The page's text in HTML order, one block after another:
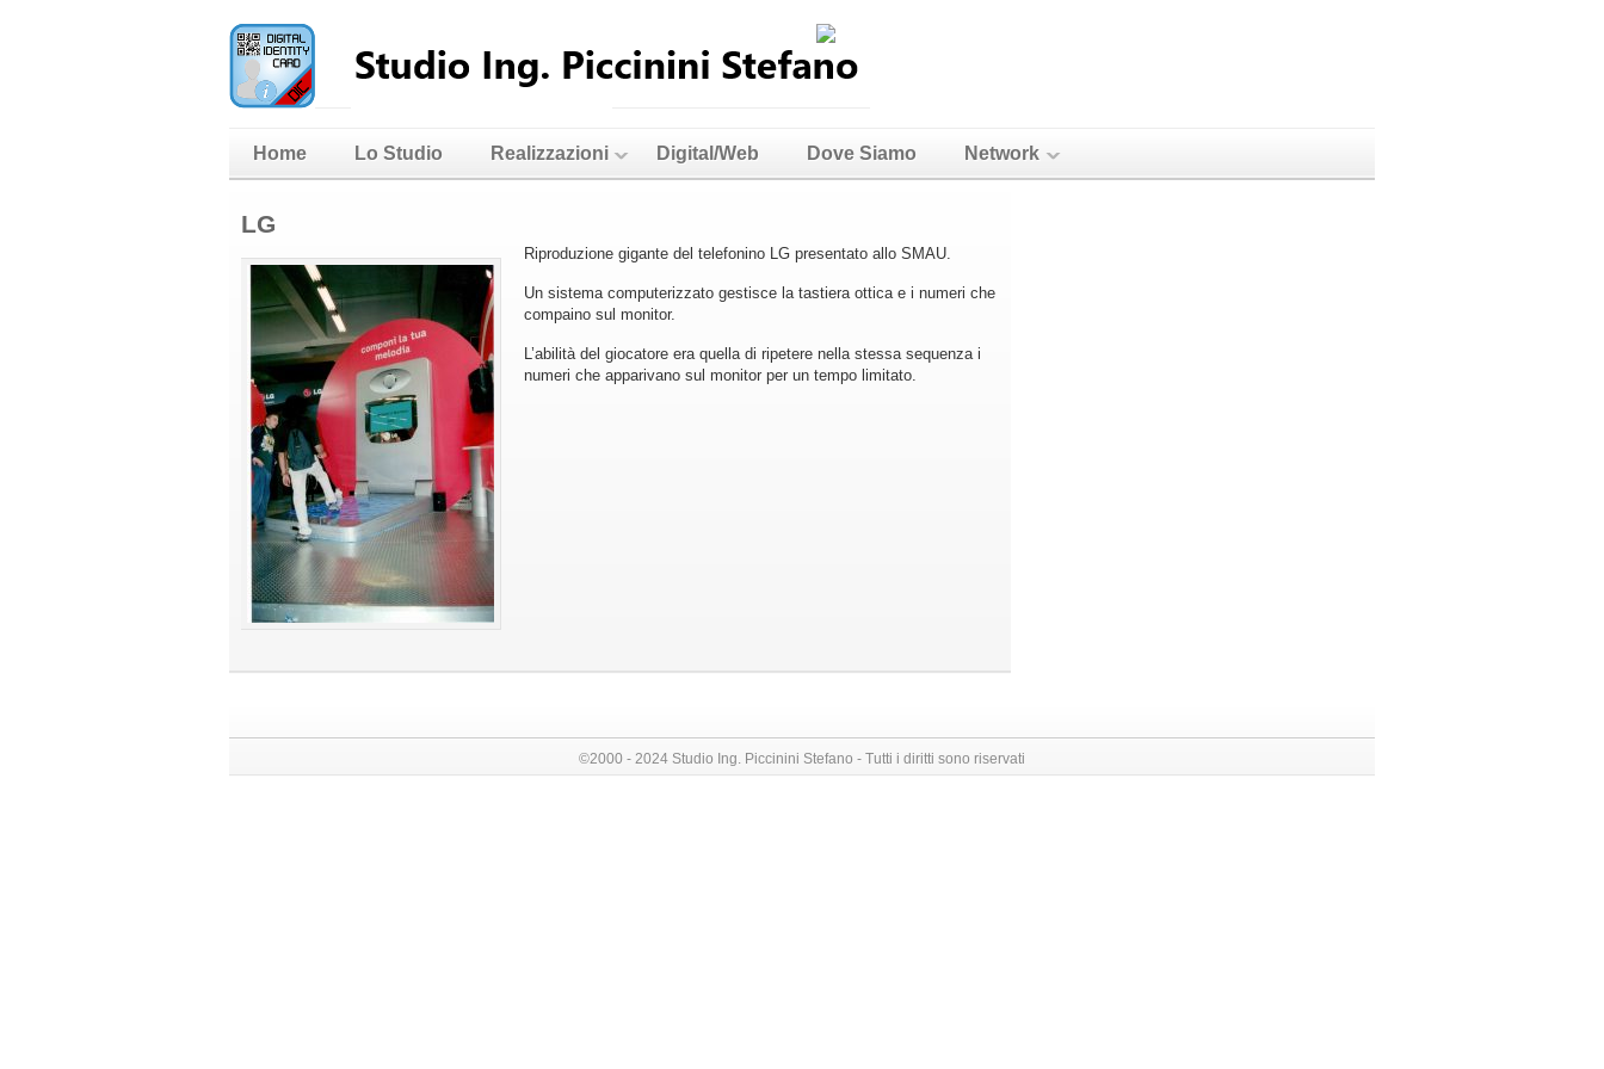
Home Lo Studio Realizzazioni Digital/Web Dove Siamo Network
LG
Riproduzione gigante del telefonino LG presentato allo SMAU.
Un sistema computerizzato gestisce la tastiera ottica e i numeri che
compaino sul monitor.
L’abilità del giocatore era quella di ripetere nella stessa sequenza i
numeri che apparivano sul monitor per un tempo limitato.
©2000 - 2024 Studio Ing. Piccinini Stefano - Tutti i diritti sono riservati